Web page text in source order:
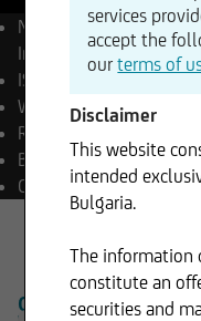
Name
DAX®
Index
ISIN
DE0008469008
WKN
846900
Reuters
Bloomberg DAX Index
Currency EUR
OVERVIEW
services
accept the
ourterms of
Disclaimer
This website
intended
Bulgaria.
The information
constitute an
securities and